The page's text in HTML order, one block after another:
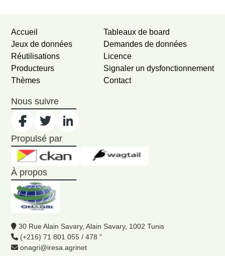
Accueil
Jeux de données
Réutilisations
Producteurs
Thèmes
Tableaux de board
Demandes de données
Licence
Signaler un dysfonctionnement
Contact
Nous suivre
Propulsé par
À propos
30 Rue Alain Savary, Alain Savary, 1002 Tunis
(+216) 71 801 055 / 478 "
onagri@iresa.agrinet